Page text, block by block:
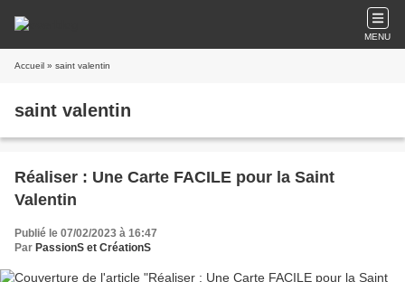
MENU
Accueil » saint valentin
saint valentin
Réaliser : Une Carte FACILE pour la Saint
Valentin
Publié le 07/02/2023 à 16:47
Par PassionS et CréationS